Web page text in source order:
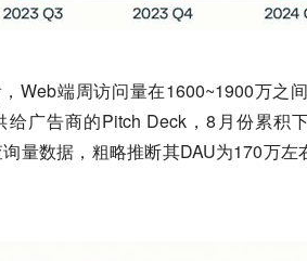
Web端周访问量在1600~1900万之
广告商的Pitch Deck，8月份累积
量数据，粗略推断其DAU为170万左